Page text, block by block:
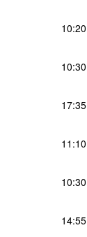
10:20
10:30
17:35
11:10
10:30
14:55